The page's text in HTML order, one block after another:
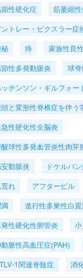
性硬化症
筋萎縮
ントレー・ビクスラー症
痔
家族性良
性多発動脈炎
球
チンソン・ギルフォー
と変形性脊椎症を伴う
急性硬化性全脳炎
球性多発血管炎性肉芽
動脈炎
ドケルバ
れ
アフターピル
進行性多巣性白
発性硬化性胆管炎
動脈性高血圧症(PAH)
1関連脊髄症
消